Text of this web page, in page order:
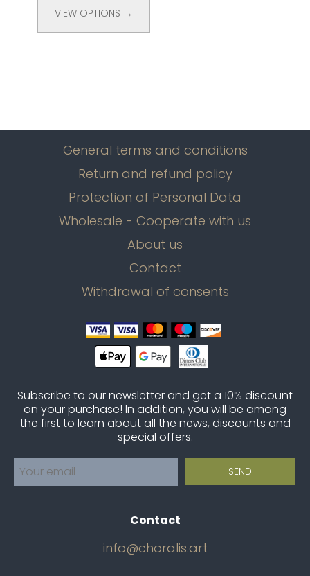
VIEW OPTIONS →
General terms and conditions
Return and refund policy
Protection of Personal Data
Wholesale - Cooperate with us
About us
Contact
Withdrawal of consents
Subscribe to our newsletter and get a 10% discount
on your purchase! In addition, you will be among
the first to learn about all the news, discounts and
special offers.
Contact
info@choralis.art